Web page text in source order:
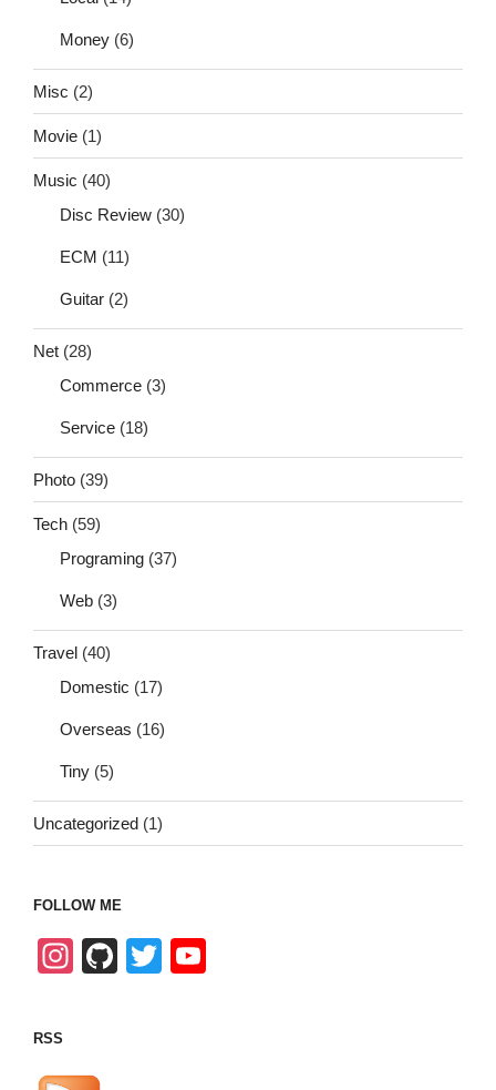
Money (6)
Misc (2)
Movie (1)
Music (40)
Disc Review (30)
ECM (11)
Guitar (2)
Net (28)
Commerce (3)
Service (18)
Photo (39)
Tech (59)
Programing (37)
Web (3)
Travel (40)
Domestic (17)
Overseas (16)
Tiny (5)
Uncategorized (1)
FOLLOW ME
In Gi T
RSS